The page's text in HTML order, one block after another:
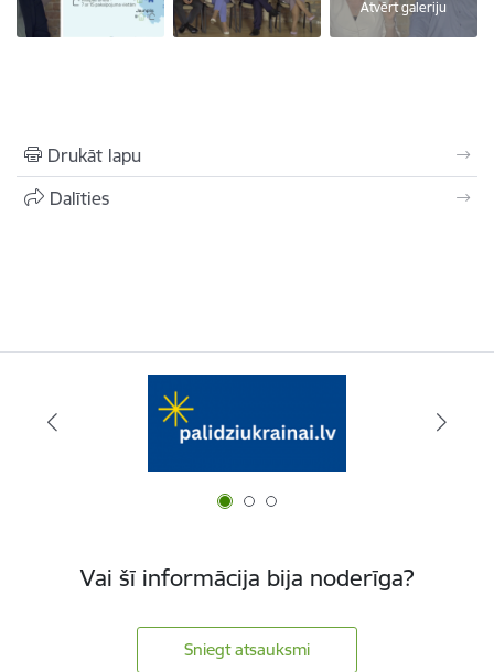
Atvērt galeriju
Drukāt lapu
Dalīties
Vai šī informācija bija noderīga?
Sniegt atsauksmi